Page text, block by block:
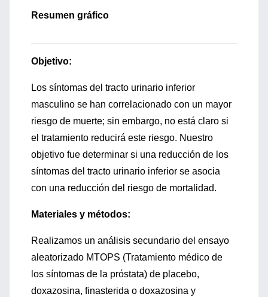
Resumen gráfico
Objetivo:
Los síntomas del tracto urinario inferior
masculino se han correlacionado con un mayor
riesgo de muerte; sin embargo, no está claro si
el tratamiento reducirá este riesgo. Nuestro
objetivo fue determinar si una reducción de los
síntomas del tracto urinario inferior se asocia
con una reducción del riesgo de mortalidad.
Materiales y métodos:
Realizamos un análisis secundario del ensayo
aleatorizado MTOPS (Tratamiento médico de
los síntomas de la próstata) de placebo,
doxazosina, finasterida o doxazosina y